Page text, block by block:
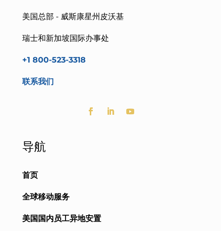
美国总部 - 威斯康星州皮沃基
瑞士和新加坡国际办事处
+1 800-523-3318
联系我们
导航
首页
全球移动服务
美国国内员工异地安置